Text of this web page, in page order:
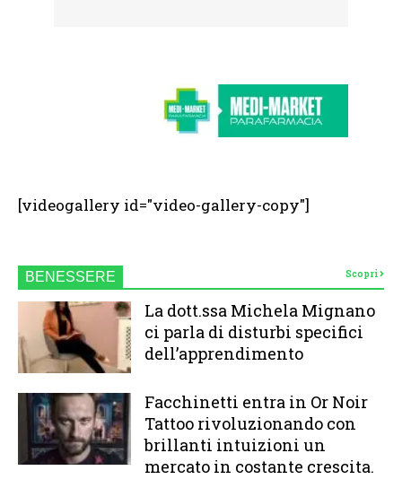
[videogallery id="video-gallery-copy"]
BENESSERE Scopri
La dott.ssa Michela Mignano
ci parla di disturbi specifici
dell’apprendimento
Facchinetti entra in Or Noir
Tattoo rivoluzionando con
brillanti intuizioni un
mercato in costante crescita.